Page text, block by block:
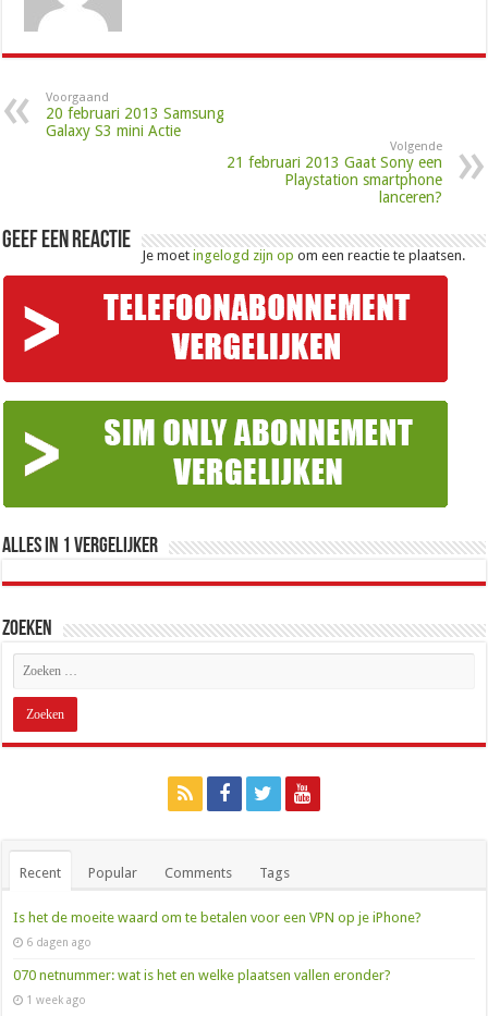
Voorgaand
20 februari 2013 Samsung
Galaxy S3 mini Actie
Volgende
21 februari 2013 Gaat Sony een
Playstation smartphone
lanceren?
Geef een reactie
Je moetingelogd zijn op om een reactie te plaatsen.
Alles in 1 Vergelijker
Zoeken
Recent Popular Comments Tags
Is het de moeite waard om te betalen voor een VPN op je iPhone?
6 dagen ago
070 netnummer: wat is het en welke plaatsen vallen eronder?
1 week ago